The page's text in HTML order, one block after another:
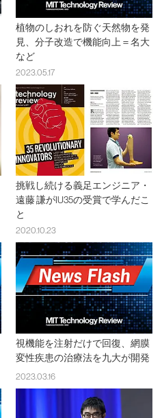
植物のしおれを防ぐ天然物を発
見、分子改造で機能向上＝名大
など
2023.05.17
挑戦し続ける義足エンジニア・
遠藤 謙がIU35の受賞で学んだこ
と
2020.10.23
視機能を注射だけで回復、網膜
変性疾患の治療法を九大が開発
2023.03.16